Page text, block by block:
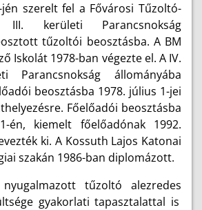
szerelt fel a Fővárosi Tűzoltó-
III. kerületi Parancsnokság
tűzoltói beosztásba. A BM
Iskolát 1978-ban végezte el. A IV.
Parancsnokság állományába
beosztásba 1978. július 1-jei
Főelőadói beosztásba
én, kiemelt főelőadónak 1992.
ki. A Kossuth Lajos Katonai
szakán 1986-ban diplomázott.
tűzoltó alezredes
gyakorlati tapasztalattal is